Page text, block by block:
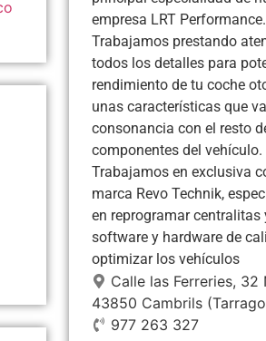
empresa LRT Performance.
Trabajamos prestando
todos los detalles para
rendimiento de tu coche
unas características que
consonancia con el resto
componentes del vehículo.
Trabajamos en exclusiva
marca Revo Technik,
en reprogramar centralitas
software y hardware de
optimizar los vehículos
Calle las Ferreries, 32
43850 Cambrils
977 263 327